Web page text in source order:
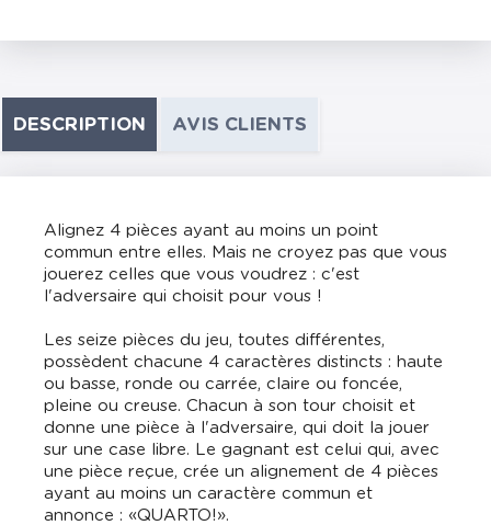
DESCRIPTION AVIS CLIENTS
Alignez 4 pièces ayant au moins un point
commun entre elles. Mais ne croyez pas que vous
jouerez celles que vous voudrez : c'est
l'adversaire qui choisit pour vous !
Les seize pièces du jeu, toutes différentes,
possèdent chacune 4 caractères distincts : haute
ou basse, ronde ou carrée, claire ou foncée,
pleine ou creuse. Chacun à son tour choisit et
donne une pièce à l'adversaire, qui doit la jouer
sur une case libre. Le gagnant est celui qui, avec
une pièce reçue, crée un alignement de 4 pièces
ayant au moins un caractère commun et
annonce : «QUARTO!».